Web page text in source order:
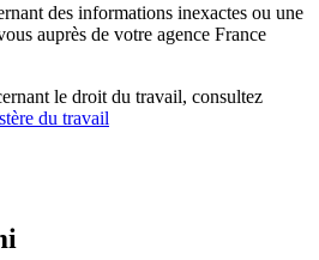
des informations inexactes ou une
auprès de votre agence France
le droit du travail, consultez
du travail